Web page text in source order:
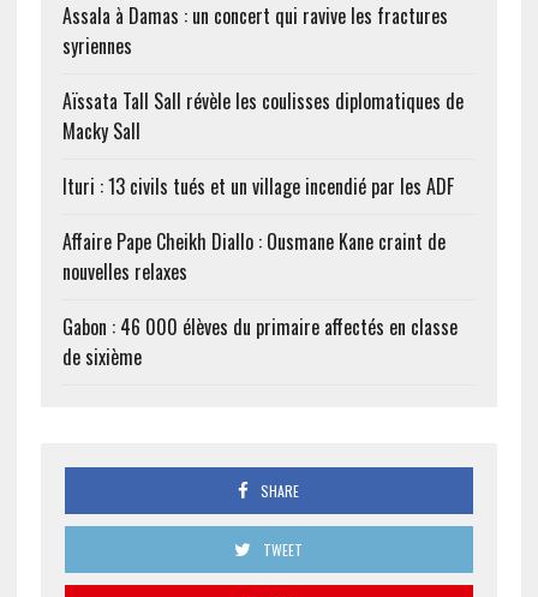
Assala à Damas : un concert qui ravive les fractures
syriennes
Aïssata Tall Sall révèle les coulisses diplomatiques de
Macky Sall
Ituri : 13 civils tués et un village incendié par les ADF
Affaire Pape Cheikh Diallo : Ousmane Kane craint de
nouvelles relaxes
Gabon : 46 000 élèves du primaire affectés en classe
de sixième
SHARE
TWEET